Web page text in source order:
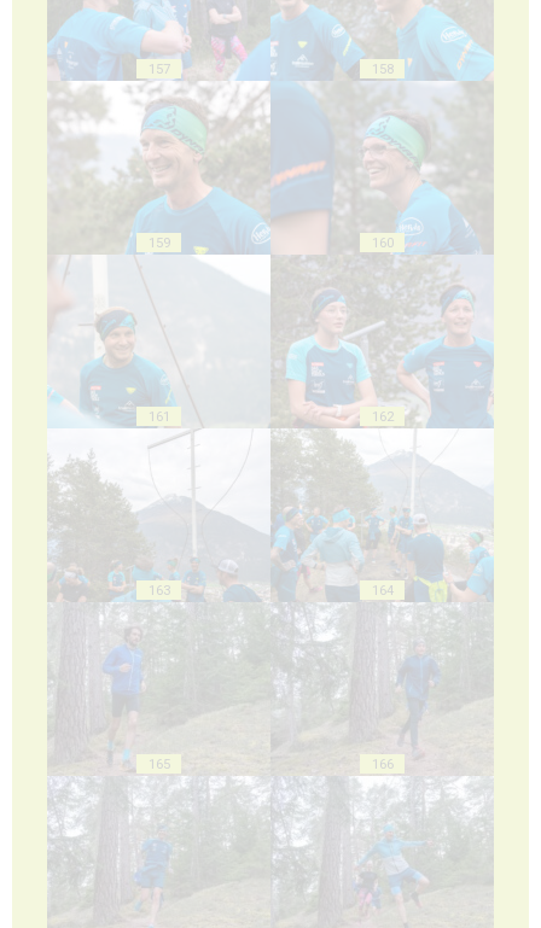
157 158
159 160
161 162
163 164
165 166